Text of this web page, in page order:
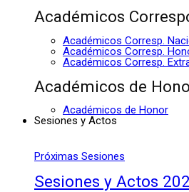
Académicos
Académicos Corresp.
Académicos Corresp.
Académicos Corresp.
Académicos de
Académicos de Honor
Sesiones y Actos
Próximas Sesiones
Sesiones y Actos